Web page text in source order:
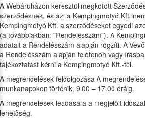
A Webáruházon keresztül megkötött
szerződésnek, és azt a Kempingmotyó Kft.
Kempingmotyó Kft. a szerződéseket egyedi
(a továbbiakban: ”Rendelésszám”). A
adatait a Rendelésszám alapján rögzíti. A
a Rendelésszám alapján telefonon vagy
tájékoztatást kérni a Kempingmotyó Kft.-től.
A megrendelések feldolgozása A
munkanapokon történik, 9.00 – 17.00 óráig.
A megrendelések leadására a megjelölt
lehetőség.